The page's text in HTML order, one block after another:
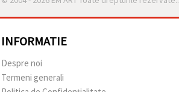
INFORMATIE
Despre noi
Termeni generali